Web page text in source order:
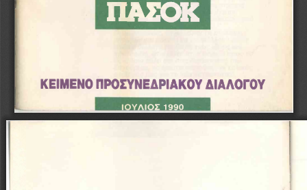
Π Α Σ Ο Κ
ΚΕΙΜΕΝΟ ΠΡΟΣΥΝΕΔΡΙΑΚΟΥ ΔΙΑΛΟΓΟΥ
ΙΟ ΥΛΙΟ Σ  1990